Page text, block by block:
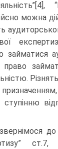
можна
займатися
право
ступінню
до